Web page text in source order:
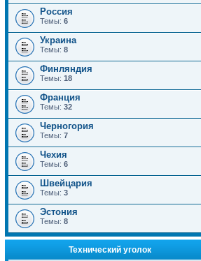
Россия
Темы: 6
Украина
Темы: 8
Финляндия
Темы: 18
Франция
Темы: 32
Черногория
Темы: 7
Чехия
Темы: 6
Швейцария
Темы: 3
Эстония
Темы: 8
Технический уголок